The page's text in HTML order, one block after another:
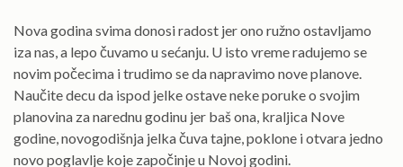
Nova godina svima donosi radost jer ono ružno ostavljamo
iza nas, a lepo čuvamo u sećanju. U isto vreme radujemo se
novim počecima i trudimo se da napravimo nove planove.
Naučite decu da ispod jelke ostave neke poruke o svojim
planovina za narednu godinu jer baš ona, kraljica Nove
godine, novogodišnja jelka čuva tajne, poklone i otvara jedno
novo poglavlje koje započinje u Novoj godini.